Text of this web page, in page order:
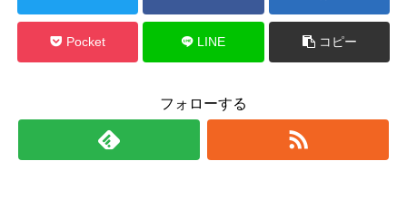
Pocket LINE コピー
フォローする